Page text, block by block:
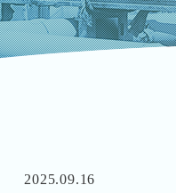
2025.09.16